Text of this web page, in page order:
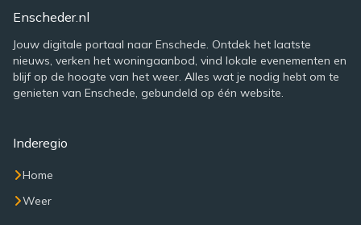
Enscheder.nl
Jouw digitale portaal naar Enschede. Ontdek het laatste
nieuws, verken het woningaanbod, vind lokale evenementen en
blijf op de hoogte van het weer. Alles wat je nodig hebt om te
genieten van Enschede, gebundeld op één website.
Inderegio
Home
Weer